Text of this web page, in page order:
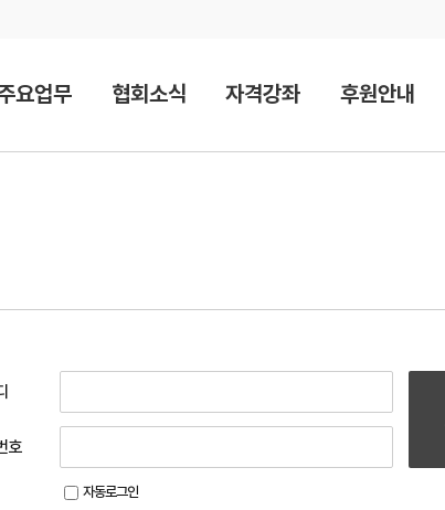
요업무 협회소식 자격강좌 후원안내
호
자동로그인